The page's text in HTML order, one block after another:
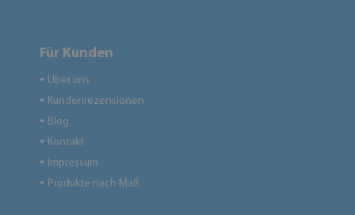
Für Kunden
● Über uns
● Kundenrezensionen
● Blog
● Kontakt
● Impressum
● Produkte nach Maß